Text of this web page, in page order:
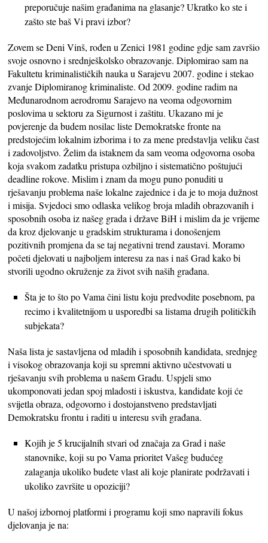
preporučuje našim građanima na glasanje? Ukratko ko ste i
zašto ste baš Vi pravi izbor?
Zovem se Deni Vinš, rođen u Zenici 1981 godine gdje sam završio
svoje osnovno i srednješkolsko obrazovanje. Diplomirao sam na
Fakultetu kriminalističkih nauka u Sarajevu 2007. godine i stekao
zvanje Diplomiranog kriminaliste. Od 2009. godine radim na
Međunarodnom aerodromu Sarajevo na veoma odgovornim
poslovima u sektoru za Sigurnost i zaštitu. Ukazano mi je
povjerenje da budem nosilac liste Demokratske fronte na
predstojećim lokalnim izborima i to za mene predstavlja veliku čast
i zadovoljstvo. Želim da istaknem da sam veoma odgovorna osoba
koja svakom zadatku pristupa ozbiljno i sistematično poštujući
deadline rokove. Mislim i znam da mogu puno ponuditi u
rješavanju problema naše lokalne zajednice i da je to moja dužnost
i misija. Svjedoci smo odlaska velikog broja mladih obrazovanih i
sposobnih osoba iz našeg grada i države BiH i mislim da je vrijeme
da kroz djelovanje u gradskim strukturama i donošenjem
pozitivnih promjena da se taj negativni trend zaustavi. Moramo
početi djelovati u najboljem interesu za nas i naš Grad kako bi
stvorili ugodno okruženje za život svih naših građana.
Šta je to što po Vama čini listu koju predvodite posebnom, pa
recimo i kvalitetnijom u usporedbi sa listama drugih političkih
subjekata?
Naša lista je sastavljena od mladih i sposobnih kandidata, srednjeg
i visokog obrazovanja koji su spremni aktivno učestvovati u
rješavanju svih problema u našem Gradu. Uspjeli smo
ukomponovati jedan spoj mladosti i iskustva, kandidate koji će
svijetla obraza, odgovorno i dostojanstveno predstavljati
Demokratsku frontu i raditi u interesu svih građana.
Kojih je 5 krucijalnih stvari od značaja za Grad i naše
stanovnike, koji su po Vama prioritet Vašeg budućeg
zalaganja ukoliko budete vlast ali koje planirate podržavati i
ukoliko završite u opoziciji?
U našoj izbornoj platformi i programu koji smo napravili fokus
djelovanja je na: